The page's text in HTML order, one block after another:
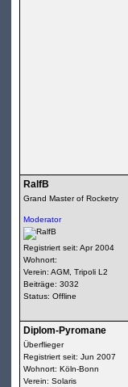
RalfB
Grand Master of Rocketry
Moderator
Registriert seit: Apr 2004
Wohnort:
Verein: AGM, Tripoli L2
Beiträge: 3032
Status: Offline
Diplom-Pyromane
Überflieger
Registriert seit: Jun 2007
Wohnort: Köln-Bonn
Verein: Solaris